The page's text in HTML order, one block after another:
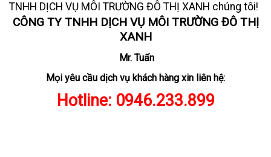
TNHH DỊCH VỤ MÔI TRƯỜNG ĐÔ THỊ XANH chúng tôi!
CÔNG TY TNHH DỊCH VỤ MÔI TRƯỜNG ĐÔ THỊ
XANH
Mr. Tuấn
Mọi yêu cầu dịch vụ khách hàng xin liên hệ:
Hotline: 0946.233.899